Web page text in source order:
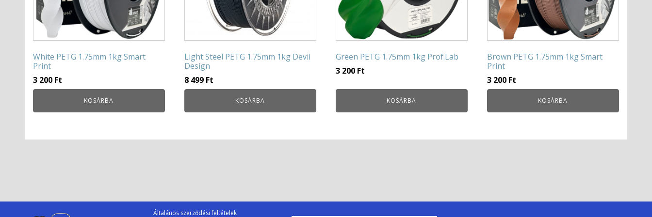
White PETG 1.75mm 1kg Smart
Print
3 200 Ft
KOSÁRBA
Light Steel PETG 1.75mm 1kg Devil
Design
8 499 Ft
KOSÁRBA
Green PETG 1.75mm 1kg Prof.Lab
3 200 Ft
KOSÁRBA
Brown PETG 1.75mm 1kg Smart
Print
3 200 Ft
KOSÁRBA
Általános szerződési feltételek